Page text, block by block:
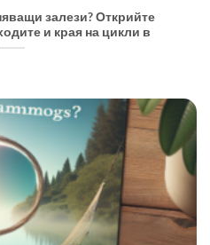
залези? Открийте
и края на цикли в